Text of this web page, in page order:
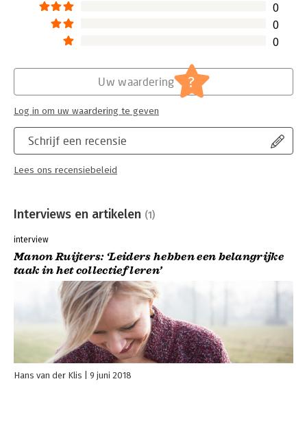
0
0
0
Schrijf een recensie
Lees ons recensiebeleid
Uw waardering ?
Log in om uw waardering te geven
Interviews en artikelen (1)
interview
Manon Ruijters: ‘Leiders hebben een belangrijke
taak in het collectief leren’
Hans van der Klis 9 juni 2018